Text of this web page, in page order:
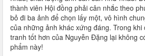
thành viên Hội đồng phải cân nhắc theo
bỏ đi ba ảnh để chọn lấy một, vô hình
của những ảnh khác xứng đáng. Trong khi
tranh tốt hơn của Nguyễn Đặng lại không
phẩm này!